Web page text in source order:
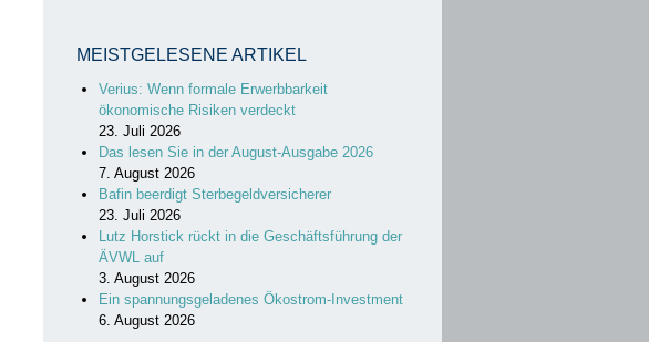
MEISTGELESENE ARTIKEL
Verius: Wenn formale Erwerbbarkeit
ökonomische Risiken verdeckt
23. Juli 2026
Das lesen Sie in der August-Ausgabe 2026
7. August 2026
Bafin beerdigt Sterbegeldversicherer
23. Juli 2026
Lutz Horstick rückt in die Geschäftsführung der
ÄVWL auf
3. August 2026
Ein spannungsgeladenes Ökostrom-Investment
6. August 2026